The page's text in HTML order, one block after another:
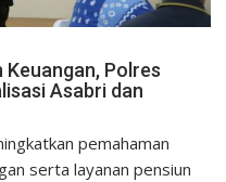
Polres
Asabri dan
pemahaman
serta layanan pensiun